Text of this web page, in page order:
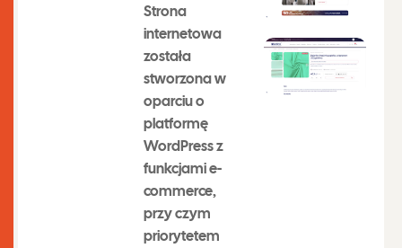
Strona
internetowa
została
stworzona w
oparciu o
platformę
WordPress z
funkcjami e-
commerce,
przy czym
priorytetem